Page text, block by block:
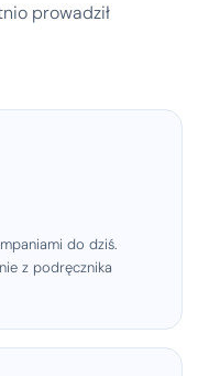
prowadził
do dziś.
z podręcznika